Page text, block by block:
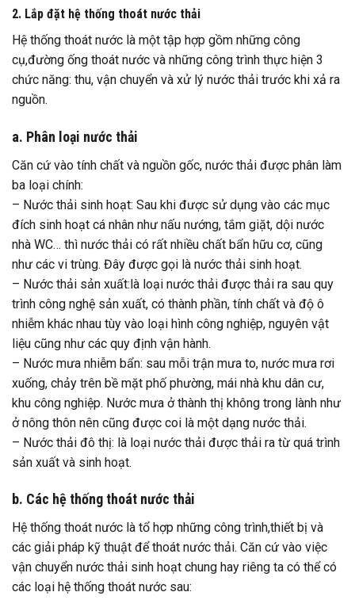
2. Lắp đặt hệ thống thoát nước thải
Hệ thống thoát nước là một tập hợp gồm những công
cụ,đường ống thoát nước và những công trình thực hiện 3
chức năng: thu, vận chuyển và xử lý nước thải trước khi xả ra
nguồn.
a. Phân loại nước thải
Căn cứ vào tính chất và nguồn gốc, nước thải được phân làm
ba loại chính:
– Nước thải sinh hoạt: Sau khi được sử dụng vào các mục
đích sinh hoạt cá nhân như nấu nướng, tắm giặt, dội nước
nhà WC… thì nước thải có rất nhiều chất bẩn hữu cơ, cũng
như các vi trùng. Đây được gọi là nước thải sinh hoạt.
– Nước thải sản xuất:là loại nước thải được thải ra sau quy
trình công nghệ sản xuất, có thành phần, tính chất và độ ô
nhiễm khác nhau tùy vào loại hình công nghiệp, nguyên vật
liệu cũng như các quy định vận hành.
– Nước mưa nhiễm bẩn: sau mỗi trận mưa to, nước mưa rơi
xuống, chảy trên bề mặt phố phường, mái nhà khu dân cư,
khu công nghiệp. Nước mưa ở thành thị không trong lành như
ở nông thôn nên cũng được coi là một dạng nước thải.
– Nước thải đô thị: là loại nước thải được thải ra từ quá trình
sản xuất và sinh hoạt.
b. Các hệ thống thoát nước thải
Hệ thống thoát nước là tổ hợp những công trình,thiết bị và
các giải pháp kỹ thuật để thoát nước thải. Căn cứ vào việc
vận chuyển nước thải sinh hoạt chung hay riêng ta có thể có
các loại hệ thống thoát nước sau: